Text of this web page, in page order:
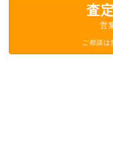
査
営
ご相談は